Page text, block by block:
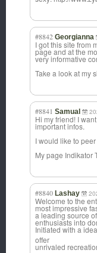
#8842 Georgianna
I got this site from
page and at the
very informative
Take a look at my
#8841 Samual
Hi my friend! I
important infos.
I would like to
My page Indikator
#8840 Lashay
Welcome to the
most impressive
a leading source
enthusiasts into
Initiated with a
offer
unrivaled